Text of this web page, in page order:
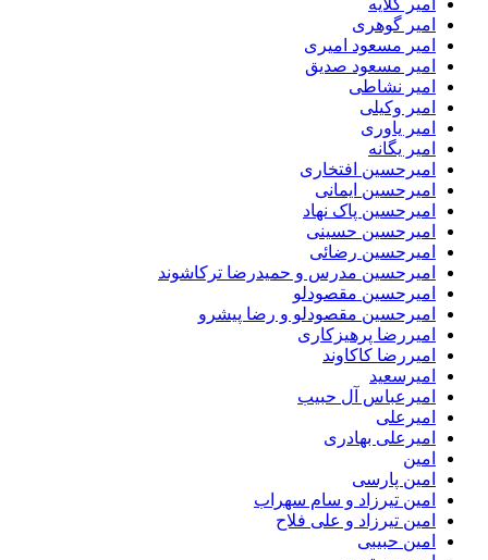
امیر گلایه
امیر گوهری
امیر مسعود امیری
امیر مسعود صدیق
امیر نشاطی
امیر وکیلی
امیر یاوری
امیر یگانه
امیرحسین افتخاری
امیرحسین ایمانی
امیرحسین پاک نهاد
امیرحسین حسینی
امیرحسین رضائی
امیرحسین مدرس و حمیدرضا ترکاشوند
امیرحسین مقصودلو
امیرحسین مقصودلو و رضا پیشرو
امیررضا پرهیزکاری
امیررضا کاکاوند
امیرسعید
امیرعباس آل حبیب
امیرعلی
امیرعلی بهادری
امین
امین پارسی
امین تیرزاد و سام سهراب
امین تیرزاد و علی فلاح
امین حبیبی